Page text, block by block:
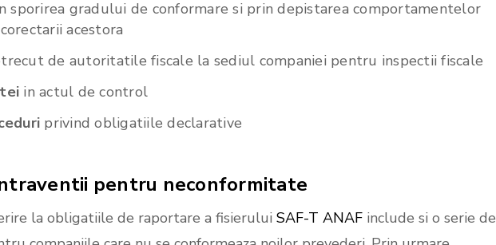
sporirea gradului de conformare si prin depistarea comportamentelor
acestora
de autoritatile fiscale la sediul companiei pentru inspectii fiscale
in actul de control
privind obligatiile declarative
pentru neconformitate
la obligatiile de raportare a fisierului SAF-T ANAF include si o serie de